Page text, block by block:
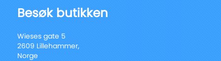
Besøk butikken
Wieses gate 5
2609 Lillehammer,
Norge